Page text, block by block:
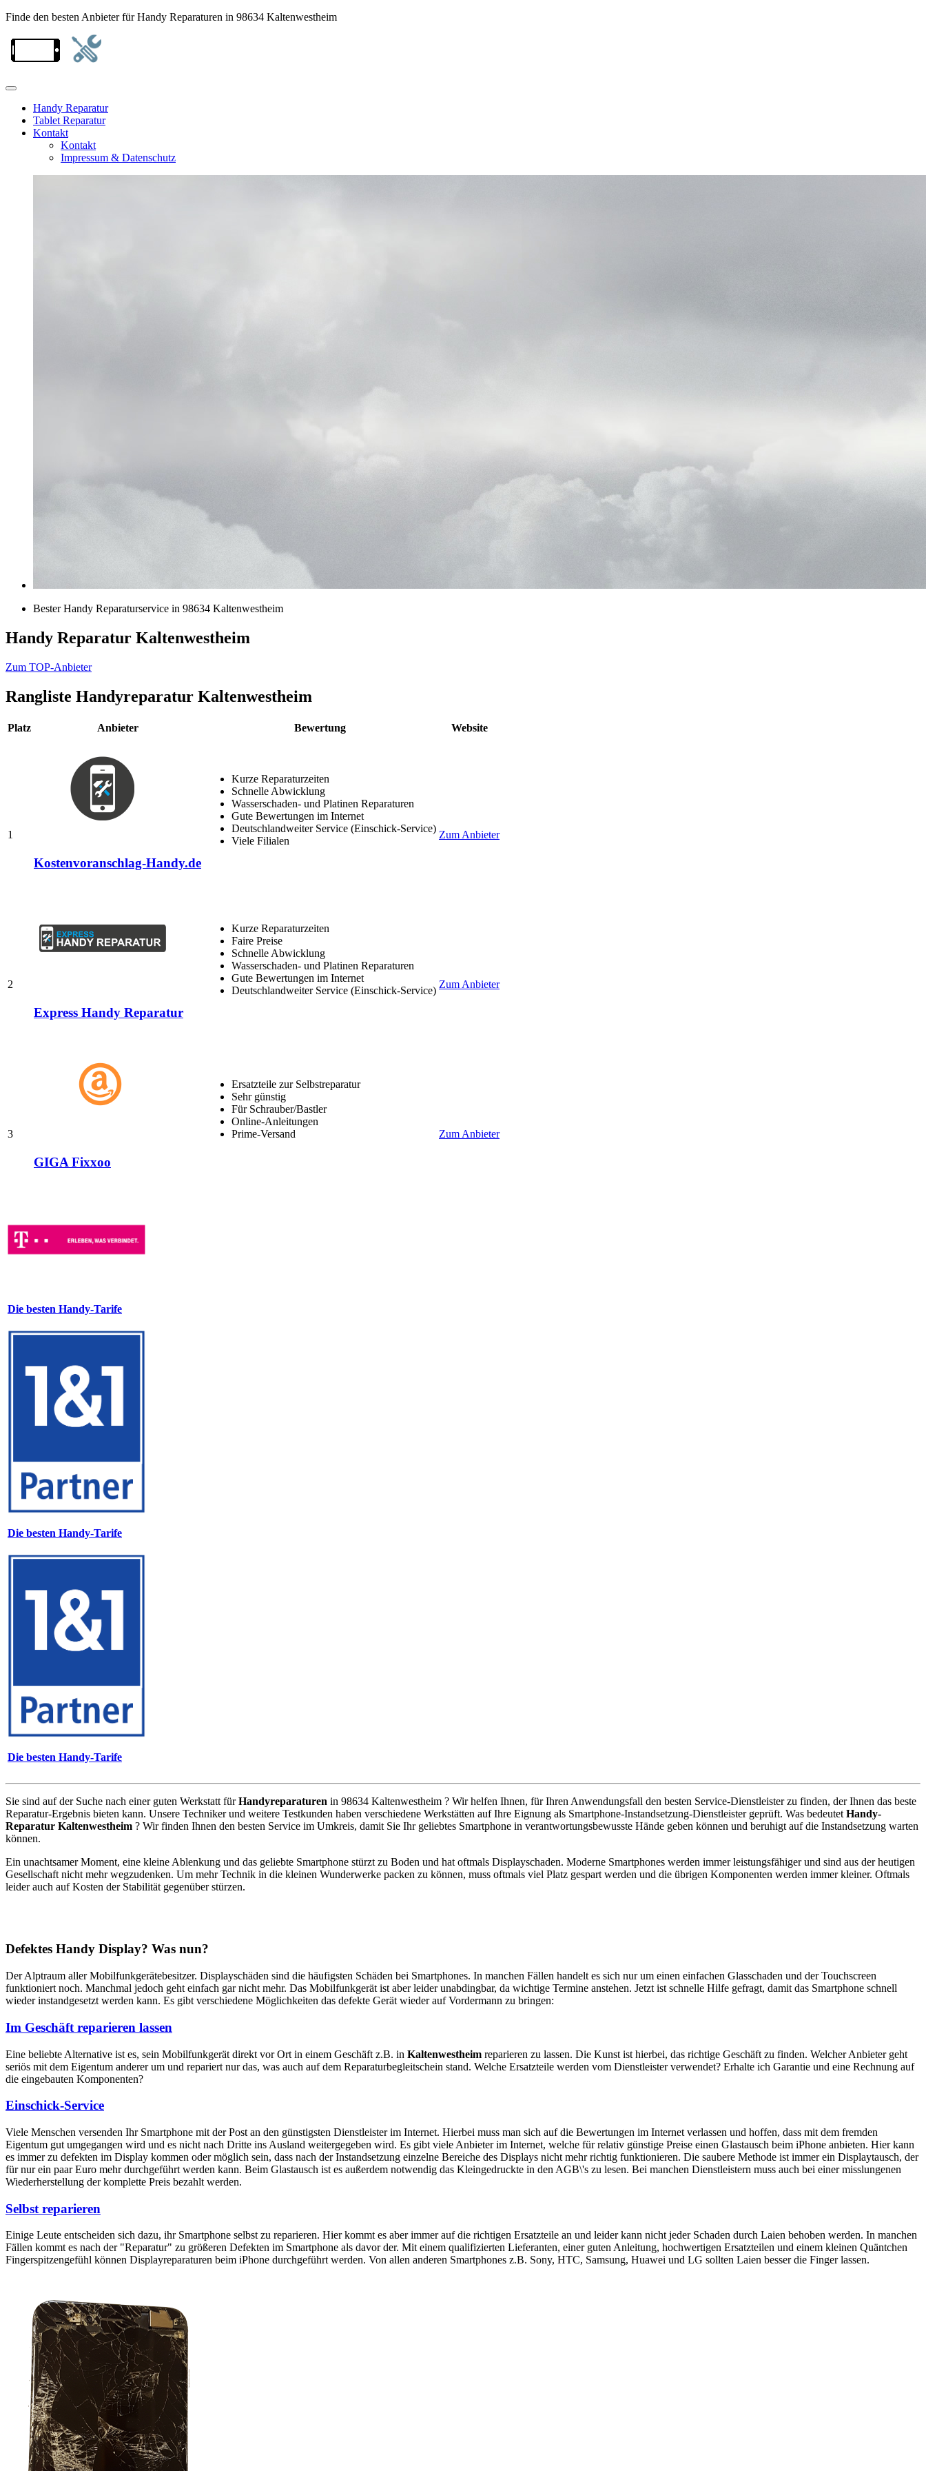
Finde den besten Anbieter für Handy Reparaturen in 98634 Kaltenwestheim
Handy Reparatur
Tablet Reparatur
Kontakt
Kontakt
Impressum & Datenschutz
Bester Handy Reparaturservice in 98634 Kaltenwestheim
Handy Reparatur Kaltenwestheim
Zum TOP-Anbieter
Rangliste Handyreparatur Kaltenwestheim
Platz Anbieter Bewertung Website
1
Kostenvoranschlag-Handy.de
Kurze Reparaturzeiten
Schnelle Abwicklung
Wasserschaden- und Platinen Reparaturen
Gute Bewertungen im Internet
Deutschlandweiter Service (Einschick-Service)
Viele Filialen
Zum Anbieter
2
Express Handy Reparatur
Kurze Reparaturzeiten
Faire Preise
Schnelle Abwicklung
Wasserschaden- und Platinen Reparaturen
Gute Bewertungen im Internet
Deutschlandweiter Service (Einschick-Service)
Zum Anbieter
3
GIGA Fixxoo
Ersatzteile zur Selbstreparatur
Sehr günstig
Für Schrauber/Bastler
Online-Anleitungen
Prime-Versand
Zum Anbieter
Die besten Handy-Tarife
Die besten Handy-Tarife
Die besten Handy-Tarife
Sie sind auf der Suche nach einer guten Werkstatt fürHandyreparaturen in 98634 Kaltenwestheim ? Wir helfen Ihnen, für Ihren Anwendungsfall den besten Service-Dienstleister zu finden, der Ihnen das beste
Reparatur-Ergebnis bieten kann. Unsere Techniker und weitere Testkunden haben verschiedene Werkstätten auf Ihre Eignung als Smartphone-Instandsetzung-Dienstleister geprüft. Was bedeutet Handy-
Reparatur Kaltenwestheim ? Wir finden Ihnen den besten Service im Umkreis, damit Sie Ihr geliebtes Smartphone in verantwortungsbewusste Hände geben können und beruhigt auf die Instandsetzung warten
können.
Ein unachtsamer Moment, eine kleine Ablenkung und das geliebte Smartphone stürzt zu Boden und hat oftmals Displayschaden. Moderne Smartphones werden immer leistungsfähiger und sind aus der heutigen
Gesellschaft nicht mehr wegzudenken. Um mehr Technik in die kleinen Wunderwerke packen zu können, muss oftmals viel Platz gespart werden und die übrigen Komponenten werden immer kleiner. Oftmals
leider auch auf Kosten der Stabilität gegenüber stürzen.
Defektes Handy Display? Was nun?
Der Alptraum aller Mobilfunkgerätebesitzer. Displayschäden sind die häufigsten Schäden bei Smartphones. In manchen Fällen handelt es sich nur um einen einfachen Glasschaden und der Touchscreen
funktioniert noch. Manchmal jedoch geht einfach gar nicht mehr. Das Mobilfunkgerät ist aber leider unabdingbar, da wichtige Termine anstehen. Jetzt ist schnelle Hilfe gefragt, damit das Smartphone schnell
wieder instandgesetzt werden kann. Es gibt verschiedene Möglichkeiten das defekte Gerät wieder auf Vordermann zu bringen:
Im Geschäft reparieren lassen
Eine beliebte Alternative ist es, sein Mobilfunkgerät direkt vor Ort in einem Geschäft z.B. in Kaltenwestheim reparieren zu lassen. Die Kunst ist hierbei, das richtige Geschäft zu finden. Welcher Anbieter geht
seriös mit dem Eigentum anderer um und repariert nur das, was auch auf dem Reparaturbegleitschein stand. Welche Ersatzteile werden vom Dienstleister verwendet? Erhalte ich Garantie und eine Rechnung auf
die eingebauten Komponenten?
Einschick-Service
Viele Menschen versenden Ihr Smartphone mit der Post an den günstigsten Dienstleister im Internet. Hierbei muss man sich auf die Bewertungen im Internet verlassen und hoffen, dass mit dem fremden
Eigentum gut umgegangen wird und es nicht nach Dritte ins Ausland weitergegeben wird. Es gibt viele Anbieter im Internet, welche für relativ günstige Preise einen Glastausch beim iPhone anbieten. Hier kann
es immer zu defekten im Display kommen oder möglich sein, dass nach der Instandsetzung einzelne Bereiche des Displays nicht mehr richtig funktionieren. Die saubere Methode ist immer ein Displaytausch, der
für nur ein paar Euro mehr durchgeführt werden kann. Beim Glastausch ist es außerdem notwendig das Kleingedruckte in den AGB\'s zu lesen. Bei manchen Dienstleistern muss auch bei einer misslungenen
Wiederherstellung der komplette Preis bezahlt werden.
Selbst reparieren
Einige Leute entscheiden sich dazu, ihr Smartphone selbst zu reparieren. Hier kommt es aber immer auf die richtigen Ersatzteile an und leider kann nicht jeder Schaden durch Laien behoben werden. In manchen
Fällen kommt es nach der "Reparatur" zu größeren Defekten im Smartphone als davor der. Mit einem qualifizierten Lieferanten, einer guten Anleitung, hochwertigen Ersatzteilen und einem kleinen Quäntchen
Fingerspitzengefühl können Displayreparaturen beim iPhone durchgeführt werden. Von allen anderen Smartphones z.B. Sony, HTC, Samsung, Huawei und LG sollten Laien besser die Finger lassen.